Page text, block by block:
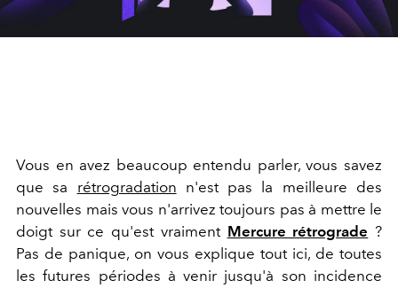
Vous en avez beaucoup entendu parler, vous savez
que sa rétrogradation n'est pas la meilleure des
nouvelles mais vous n'arrivez toujours pas à mettre le
doigt sur ce qu'est vraiment Mercure rétrograde ?
Pas de panique, on vous explique tout ici, de toutes
les futures périodes à venir jusqu'à son incidence